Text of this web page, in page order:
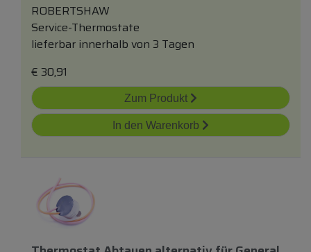
ROBERTSHAW
Service-Thermostate
lieferbar innerhalb von 3 Tagen
€ 30,91
Zum Produkt
In den Warenkorb